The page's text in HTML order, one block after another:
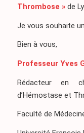
Thrombose » de
Je vous souhaite
Bien à vous,
Professeur Yves
Rédacteur en
d’Hémostase et
Faculté de